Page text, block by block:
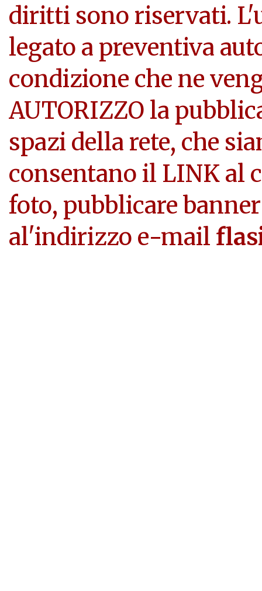
diritti sono riservati.
legato a preventiva
condizione che ne
AUTORIZZO la
spazi della rete, che
consentano il LINK al
foto, pubblicare
al'indirizzo e-mail